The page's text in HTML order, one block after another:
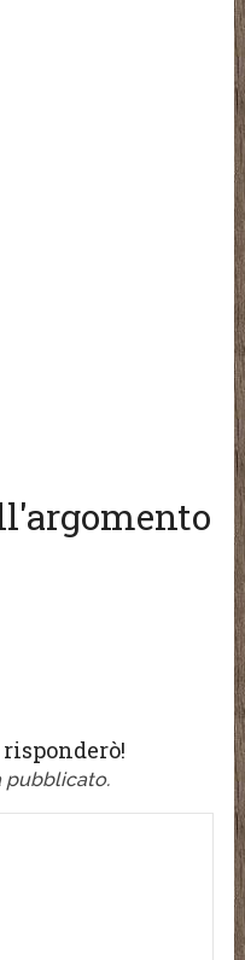
pubblicato.